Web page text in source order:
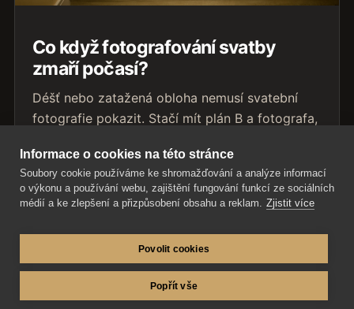
Co když fotografování svatby
zmaří počasí?
Déšť nebo zatažená obloha nemusí svatební
fotografie pokazit. Stačí mít plán B a fotografa,
Přečíst článek
Informace o cookies na této stránce
Soubory cookie používáme ke shromažďování a analýze informací
o výkonu a používání webu, zajištění fungování funkcí ze sociálních
médií a ke zlepšení a přizpůsobení obsahu a reklam. Zjistit více
Povolit cookies
Popřít vše